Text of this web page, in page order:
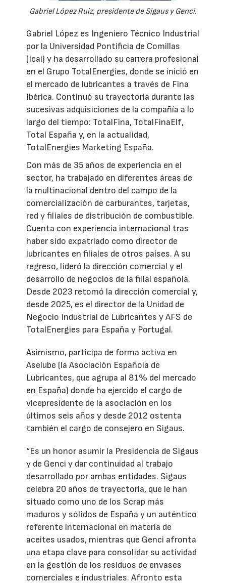
Gabriel López Ruiz, presidente de Sigaus y Genci.
Gabriel López es Ingeniero Técnico Industrial
por la Universidad Pontificia de Comillas
(Icai) y ha desarrollado su carrera profesional
en el Grupo TotalEnergies, donde se inició en
el mercado de lubricantes a través de Fina
Ibérica. Continuó su trayectoria durante las
sucesivas adquisiciones de la compañía a lo
largo del tiempo: TotalFina, TotalFinaElf,
Total España y, en la actualidad,
TotalEnergies Marketing España.
Con más de 35 años de experiencia en el
sector, ha trabajado en diferentes áreas de
la multinacional dentro del campo de la
comercialización de carburantes, tarjetas,
red y filiales de distribución de combustible.
Cuenta con experiencia internacional tras
haber sido expatriado como director de
lubricantes en filiales de otros países. A su
regreso, lideró la dirección comercial y el
desarrollo de negocios de la filial española.
Desde 2023 retomó la dirección comercial y,
desde 2025, es el director de la Unidad de
Negocio Industrial de Lubricantes y AFS de
TotalEnergies para España y Portugal.
Asimismo, participa de forma activa en
Aselube (la Asociación Española de
Lubricantes, que agrupa al 81% del mercado
en España) donde ha ejercido el cargo de
vicepresidente de la asociación en los
últimos seis años y desde 2012 ostenta
también el cargo de consejero en Sigaus.
“Es un honor asumir la Presidencia de Sigaus
y de Genci y dar continuidad al trabajo
desarrollado por ambas entidades. Sigaus
celebra 20 años de trayectoria, que le han
situado como uno de los Scrap más
maduros y sólidos de España y un auténtico
referente internacional en materia de
aceites usados, mientras que Genci afronta
una etapa clave para consolidar su actividad
en la gestión de los residuos de envases
comerciales e industriales. Afronto esta